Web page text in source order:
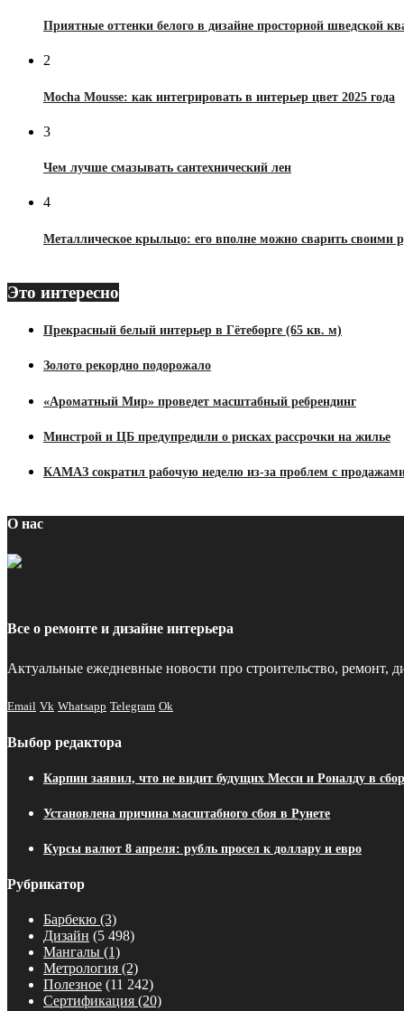
Приятные оттенки белого в дизайне просторной шведской
2
Mocha Mousse: как интегрировать в интерьер цвет 2025 года
3
Чем лучше смазывать сантехнический лен
4
Металлическое крыльцо: его вполне можно сварить своими
Это интересно
Прекрасный белый интерьер в Гётеборге (65 кв. м)
Золото рекордно подорожало
«Ароматный Мир» проведет масштабный ребрендинг
Минстрой и ЦБ предупредили о рисках рассрочки на жилье
КАМАЗ сократил рабочую неделю из-за проблем с
О нас
Все о ремонте и дизайне интерьера
Актуальные ежедневные новости про строительство, ремонт,
Email Vk Whatsapp Telegram Ok
Выбор редактора
Карпин заявил, что не видит будущих Месси и Роналду в
Установлена причина масштабного сбоя в Рунете
Курсы валют 8 апреля: рубль просел к доллару и евро
Рубрикатор
Барбекю (3)
Дизайн (5 498)
Мангалы (1)
Метрология (2)
Полезное (11 242)
Сертификация (20)